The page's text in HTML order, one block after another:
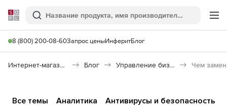
Softline
Поиск
8 (800) 200-08-60Запрос ценыИнферитБлог
Интернет-магазин Блог Управление бизнесом
Все темы Аналитика Антивирусы и безопасность